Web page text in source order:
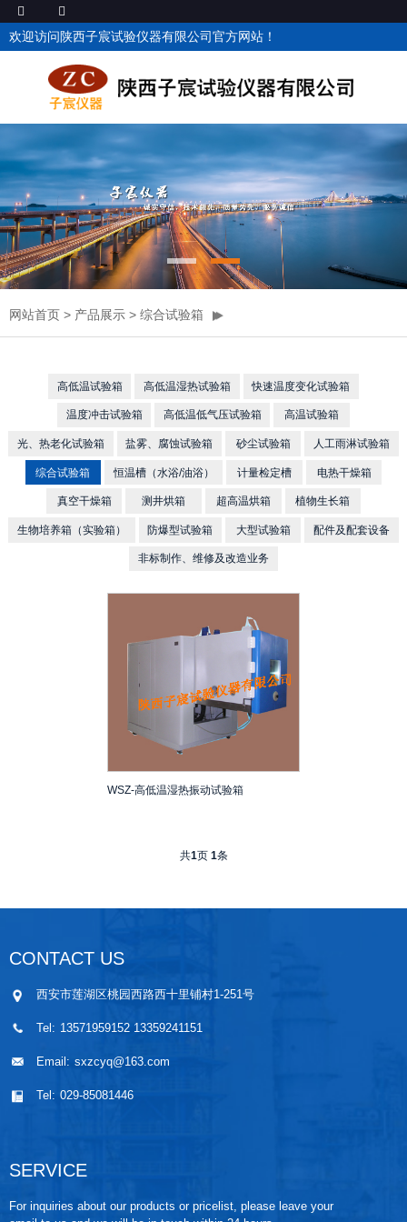
欢迎访问陕西子宸试验仪器有限公司官方网站！
网站首页 > 产品展示 > 综合试验箱
高低温试验箱 高低温湿热试验箱 快速温度变化试验箱
温度冲击试验箱 高低温低气压试验箱 高温试验箱
光、热老化试验箱 盐雾、腐蚀试验箱 砂尘试验箱 人工雨淋试验箱
综合试验箱 恒温槽（水浴/油浴） 计量检定槽 电热干燥箱
真空干燥箱 测井烘箱 超高温烘箱 植物生长箱
生物培养箱（实验箱） 防爆型试验箱 大型试验箱 配件及配套设备
非标制作、维修及改造业务
WSZ-高低温湿热振动试验箱
共1页 1条
CONTACT US
西安市莲湖区桃园西路西十里铺村1-251号
Tel: 13571959152 13359241151
Email: sxzcyq@163.com
Tel: 029-85081446
SERVICE
For inquiries about our products or pricelist, please leave your